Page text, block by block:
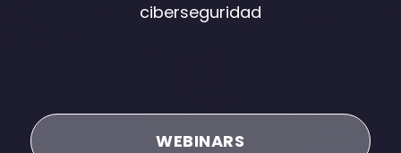
ciberseguridad
WEBINARS